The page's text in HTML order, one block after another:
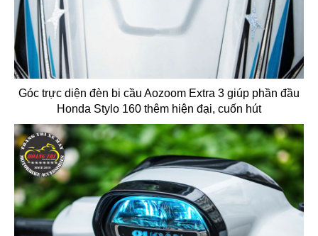
Góc trực diện đèn bi cầu Aozoom Extra 3 giúp phần đầu
Honda Stylo 160 thêm hiện đại, cuốn hút